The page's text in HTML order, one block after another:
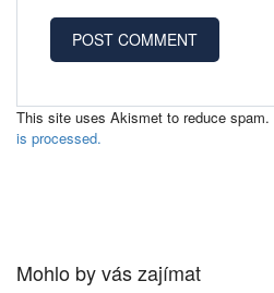
This site uses Akismet to reduce spam.
is processed.
Mohlo by vás zajímat